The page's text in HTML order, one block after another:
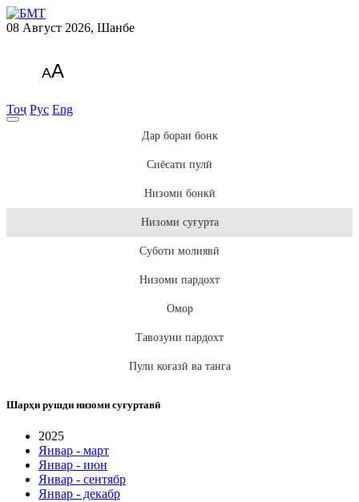
08 Август 2026, Шанбе
AA
Тоҷ Рус Eng
Дар бораи бонк
Сиёсати пулӣ
Низоми бонкӣ
Низоми суғурта
Суботи молиявӣ
Низоми пардохт
Омор
Тавозуни пардохт
Пули коғазӣ ва танга
Шарҳи рушди низоми суғуртавӣ
2025
Январ - март
Январ - июн
Январ - сентябр
Январ - декабр